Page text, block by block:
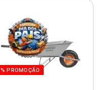
% PROMOÇÃO